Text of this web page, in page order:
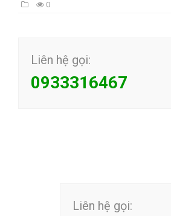
0
Liên hệ gọi:
0933316467
Liên hệ gọi: